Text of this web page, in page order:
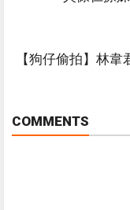
【狗仔偷拍】林
COMMENTS